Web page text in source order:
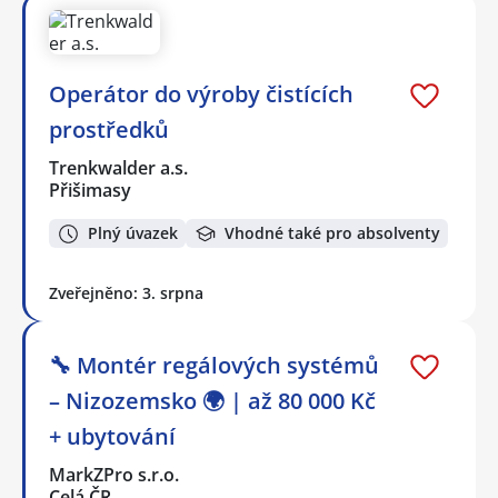
Operátor do výroby čistících
prostředků
Trenkwalder a.s.
Přišimasy
Plný úvazek Vhodné také pro absolventy
Zveřejněno: 3. srpna
🔧 Montér regálových systémů
– Nizozemsko 🌍 | až 80 000 Kč
+ ubytování
MarkZPro s.r.o.